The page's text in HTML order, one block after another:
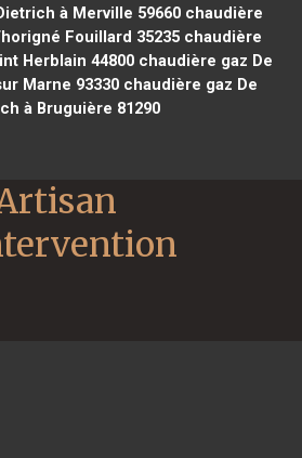
à Merville 59660chaudière
Fouillard 35235 chaudière
Herblain 44800 chaudière gaz De
Marne 93330 chaudière gaz De
à Bruguière 81290